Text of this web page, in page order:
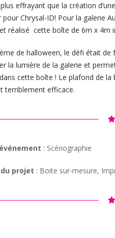
effrayant que la création
Chrysal-ID! Pour la galerie
réalisé cette boîte de 6m x 4m
de halloween, le défi était
la lumière de la galerie et
cette boîte ! Le plafond de
terriblement efficace.
: Scénographie
projet : Boite sur-mesure,